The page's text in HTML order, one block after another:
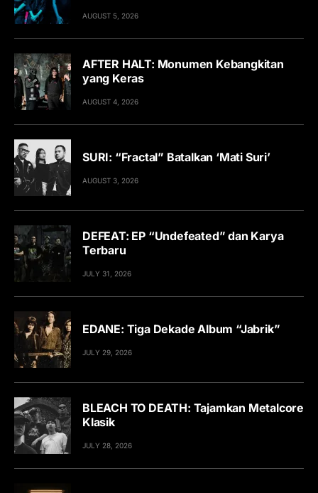
AUGUST 5, 2026
AFTER HALT: Monumen Kebangkitan
yang Keras
AUGUST 4, 2026
SURI: “Fractal” Batalkan ‘Mati Suri’
AUGUST 3, 2026
DEFEAT: EP “Undefeated” dan Karya
Terbaru
JULY 31, 2026
EDANE: Tiga Dekade Album “Jabrik”
JULY 29, 2026
BLEACH TO DEATH: Tajamkan Metalcore
Klasik
JULY 28, 2026